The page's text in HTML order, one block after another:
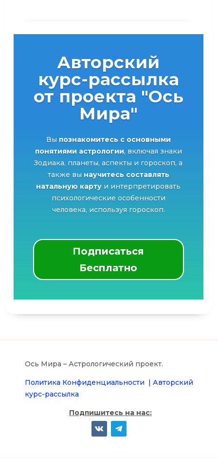
Авторский
курс-рассылка
от проекта "Ось
Мира"
Вы познакомитесь с основными
понятиями астрологии, включая знаки
Зодиака, планеты, аспекты и гороскоп, а
также вы научитесь составлять
натальную карту и интерпретировать
психологические особенности
человека, используя гороскоп.
Подписаться
Бесплатно
Ось Мира – Астрологический проект.
Политика Конфиденциальности | Авторский
курс-рассылка
Подпишитесь на нас: